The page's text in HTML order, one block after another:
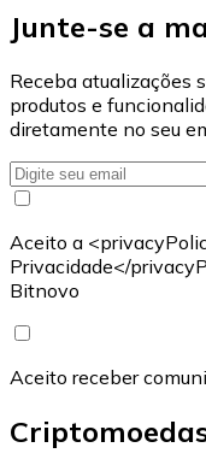
Junte-se a
Receba atualizações
produtos e
diretamente no seu
Aceito a
Privacidade</
Bitnovo
Aceito receber